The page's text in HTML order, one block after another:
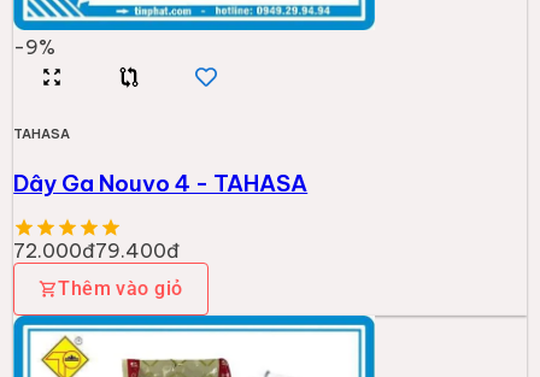
-9%
TAHASA
Dây Ga Nouvo 4 - TAHASA
72.000đ79.400đ
Thêm vào giỏ